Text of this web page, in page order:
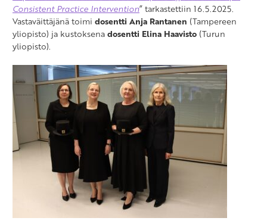
Consistent Practice Intervention” tarkastettiin 16.5.2025.
Vastaväittäjänä toimi dosentti Anja Rantanen (Tampereen
yliopisto) ja kustoksenadosentti Elina Haavisto (Turun
yliopisto).